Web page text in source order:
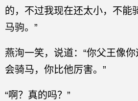
的，不过我现在还太小，不能
马驹。”
燕洵一笑，说道：“你父王像
会骑马，你比他厉害。”
“啊？真的吗？”